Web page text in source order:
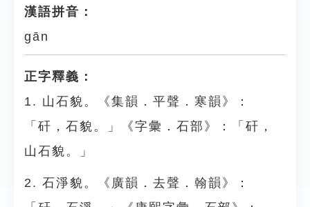
漢語拼音：
gān
正字釋義：
1. 山石貌。《集韻．平聲．寒韻》：
「矸，石貌。」《字彙．石部》：「矸，
山石貌。」
2. 石淨貌。《廣韻．去聲．翰韻》：